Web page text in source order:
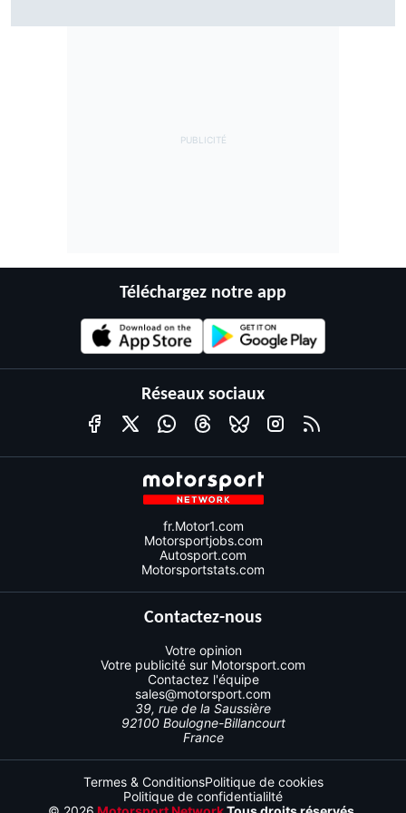
Téléchargez notre app
Réseaux sociaux
fr.Motor1.com
Motorsportjobs.com
Autosport.com
Motorsportstats.com
Contactez-nous
Votre opinion
Votre publicité sur Motorsport.com
Contactez l'équipe
sales@motorsport.com
39, rue de la Saussière
92100 Boulogne-Billancourt
France
Termes & ConditionsPolitique de cookies
Politique de confidentialilté